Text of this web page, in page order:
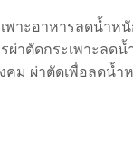
พาะอาหารลดน้ำห
ผ่าตัดกระเพาะลด
คม ผ่าตัดเพื่อลดน้